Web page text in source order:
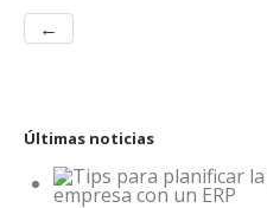
←
Últimas noticias